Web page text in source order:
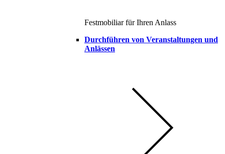
Festmobiliar für Ihren Anlass
Durchführen von Veranstaltungen und
Anlässen